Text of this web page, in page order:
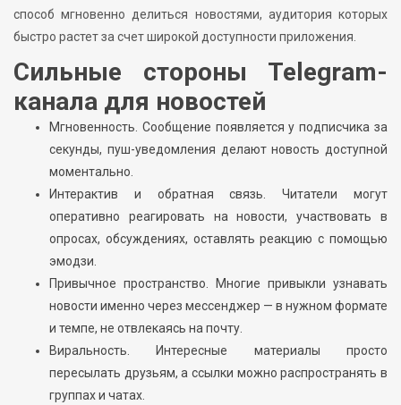
способ мгновенно делиться новостями, аудитория которых
быстро растет за счет широкой доступности приложения.
Сильные стороны Telegram-
канала для новостей
Мгновенность. Сообщение появляется у подписчика за
секунды, пуш-уведомления делают новость доступной
моментально.
Интерактив и обратная связь. Читатели могут
оперативно реагировать на новости, участвовать в
опросах, обсуждениях, оставлять реакцию с помощью
эмодзи.
Привычное пространство. Многие привыкли узнавать
новости именно через мессенджер — в нужном формате
и темпе, не отвлекаясь на почту.
Виральность. Интересные материалы просто
пересылать друзьям, а ссылки можно распространять в
группах и чатах.